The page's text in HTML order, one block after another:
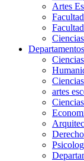
Artes
Departamentos
artes
Derecho